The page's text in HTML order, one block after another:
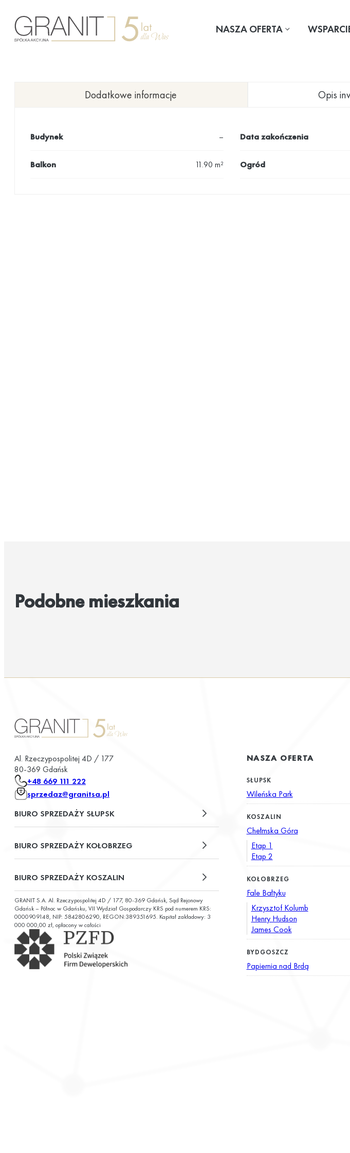
treści
NASZA OFERTA
Dodatkowe informacje Opis
Budynek – Data zakończenia
Balkon 11.90 m² Ogród
Podobne mieszkania
Al. Rzeczypospolitej 4D / 177
80-369 Gdańsk
+48 669 111 222
sprzedaz@granitsa.pl
BIURO SPRZEDAŻY SŁUPSK
plac Władysława Broniewskiego 13/u2
BIURO SPRZEDAŻY KOŁOBRZEG
ul. Św. Wojciecha 6
BIURO SPRZEDAŻY KOSZALIN
ul. Chałubińskiego 9
GRANIT S.A. Al. Rzeczypospolitej 4D / 177, 80-369 Gdańsk, Sąd Rejonowy
Gdańsk – Północ w Gdańsku, VII Wydział Gospodarczy KRS pod numerem KRS:
0000909148, NIP: 5842806290, REGON:389351695. Kapitał zakładowy: 3
000 000,00 zł, opłacony w całości
NASZA OFERTA
SŁUPSK
Wileńska Park
KOSZALIN
Chełmska Góra
Etap 1
Etap 2
KOŁOBRZEG
Fale Bałtyku
Krzysztof Kolumb
Henry Hudson
James Cook
BYDGOSZCZ
Papiernia nad Brdą